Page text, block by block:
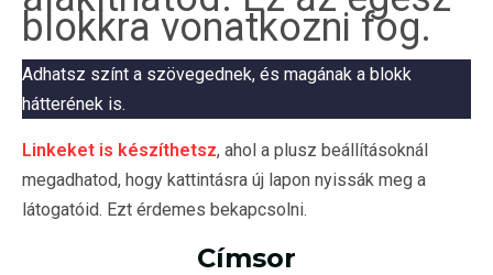
blokkra vonatkozni fog.
Adhatsz színt a szövegednek, és magának a blokk
hátterének is.
Linkeket is készíthetsz, ahol a plusz beállításoknál
megadhatod, hogy kattintásra új lapon nyissák meg a
látogatóid. Ezt érdemes bekapcsolni.
Címsor